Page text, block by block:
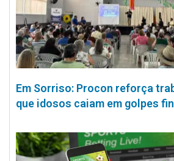
Em Sorriso: Procon reforça
que idosos caiam em golpes